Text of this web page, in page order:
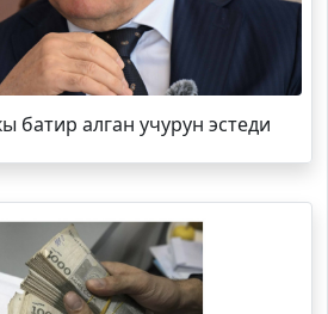
батир алган учурун эстеди